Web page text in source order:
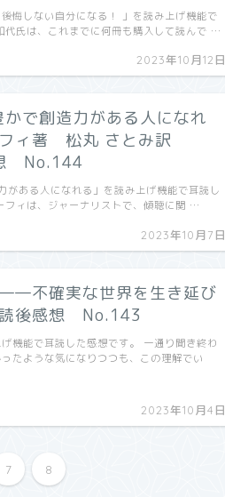
2023年10月12日
しない自分になる！ 」を読み上げ機能で
代氏は、これまでに何冊も購入して読んで …
で創造力がある人になれ
ィ著 松丸 さとみ訳
No.144
2023年10月7日
がある人になれる」を読み上げ機能で耳読し
フィは、ジャーナリストで、傾聴に関 …
――不確実な世界を生き延び
後感想 No.143
2023年10月4日
機能で耳読した感想です。 一通り聞き終わ
たような気になりつつも、この理解でい
7 8